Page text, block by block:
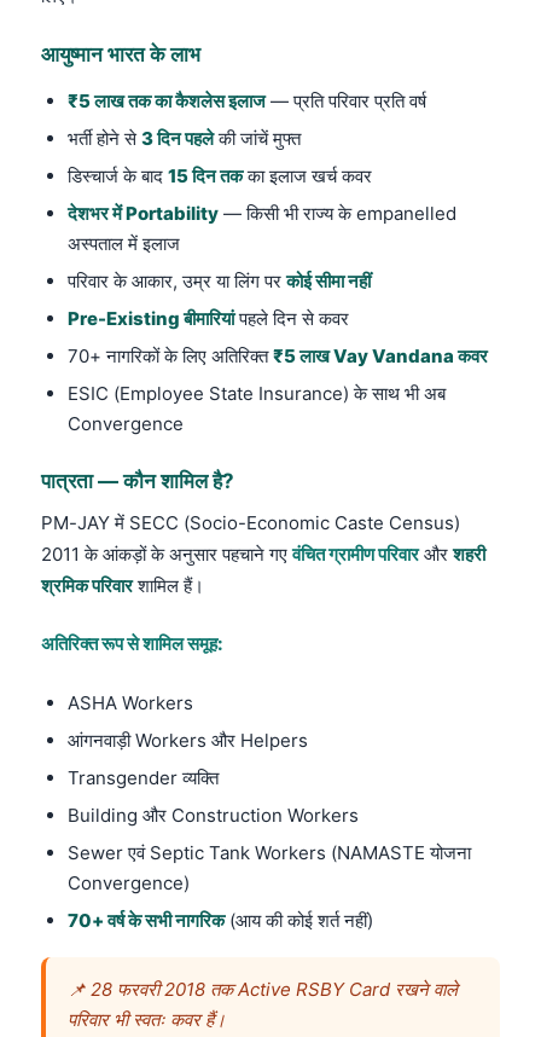
आयुष्मान भारत के लाभ
₹5 लाख तक का कैशलेस इलाज— प्रति परिवार प्रति वर्ष
भर्ती होने से3 दिन पहलेकी जांचें मुफ्त
डिस्चार्ज के बाद 15 दिन तकका इलाज खर्च कवर
देशभर में Portability — किसी भी राज्य के empanelled
अस्पताल में इलाज
परिवार के आकार, उम्र या लिंग परकोई सीमा नहीं
Pre-Existing बीमारियांपहले दिन से कवर
70+ नागरिकों के लिए अतिरिक्त₹5 लाख Vay Vandana कवर
ESIC (Employee State Insurance) के साथ भी अब
Convergence
पात्रता — कौन शामिल है?
PM-JAY में SECC (Socio-Economic Caste Census)
2011 के आंकड़ों के अनुसार पहचाने गएवंचित ग्रामीण परिवारऔरशहरी
श्रमिक परिवारशामिल हैं।
अतिरिक्त रूप से शामिल समूह:
ASHA Workers
आंगनवाड़ी Workers और Helpers
Transgender व्यक्ति
Building और Construction Workers
Sewer एवं Septic Tank Workers (NAMASTE योजना
Convergence)
70+ वर्ष के सभी नागरिक(आय की कोई शर्त नहीं)
📌 28 फरवरी 2018 तक Active RSBY Card रखने वाले
परिवार भी स्वतः कवर हैं।